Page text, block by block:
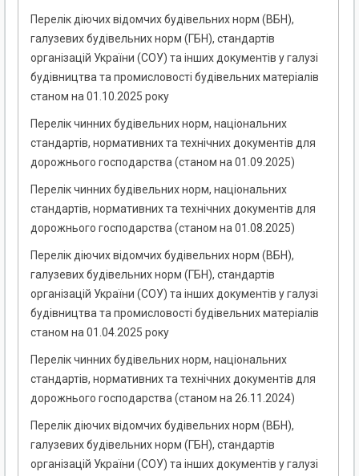
Перелік діючих відомчих будівельних норм (ВБН),
галузевих будівельних норм (ГБН), стандартів
організацій України (СОУ) та інших документів у галузі
будівництва та промисловості будівельних матеріалів
станом на 01.10.2025 року
Перелік чинних будівельних норм, національних
стандартів, нормативних та технічних документів для
дорожнього господарства (станом на 01.09.2025)
Перелік чинних будівельних норм, національних
стандартів, нормативних та технічних документів для
дорожнього господарства (станом на 01.08.2025)
Перелік діючих відомчих будівельних норм (ВБН),
галузевих будівельних норм (ГБН), стандартів
організацій України (СОУ) та інших документів у галузі
будівництва та промисловості будівельних матеріалів
станом на 01.04.2025 року
Перелік чинних будівельних норм, національних
стандартів, нормативних та технічних документів для
дорожнього господарства (станом на 26.11.2024)
Перелік діючих відомчих будівельних норм (ВБН),
галузевих будівельних норм (ГБН), стандартів
організацій України (СОУ) та інших документів у галузі